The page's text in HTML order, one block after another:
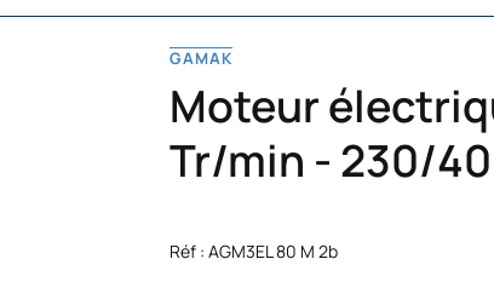
GAMAK
Moteur
Tr/min - 230/
Réf : AGM3EL 80 M 2b